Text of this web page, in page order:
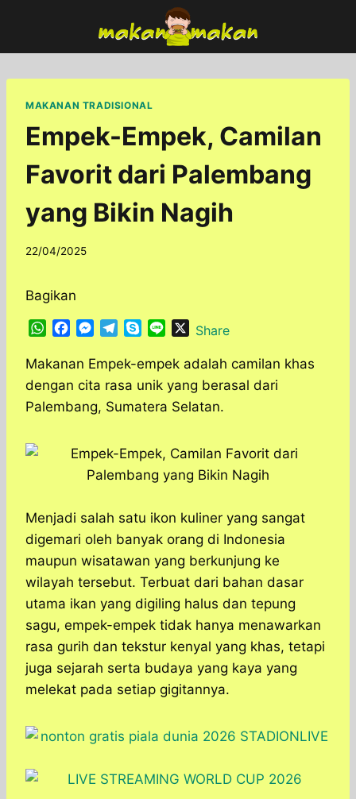
content
MAKANAN TRADISIONAL
Empek-Empek, Camilan
Favorit dari Palembang
yang Bikin Nagih
By
22/04/2025
Bagikan
W
a
t
s
A
c
e
o
k
M
s
s
n
e
r
l
e
r
m
y
p
e
n
e
XShare
Makanan Empek-empek adalah camilan khas
dengan cita rasa unik yang berasal dari
Palembang, Sumatera Selatan.
Menjadi salah satu ikon kuliner yang sangat
digemari oleh banyak orang di Indonesia
maupun wisatawan yang berkunjung ke
wilayah tersebut. Terbuat dari bahan dasar
utama ikan yang digiling halus dan tepung
sagu, empek-empek tidak hanya menawarkan
rasa gurih dan tekstur kenyal yang khas, tetapi
juga sejarah serta budaya yang kaya yang
melekat pada setiap gigitannya.